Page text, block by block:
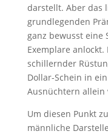
darstellt. Aber das
grundlegenden
ganz bewusst eine
Exemplare
schillernder
Dollar-Schein in
Ausnüchtern allein
Um diesen Punkt
männliche